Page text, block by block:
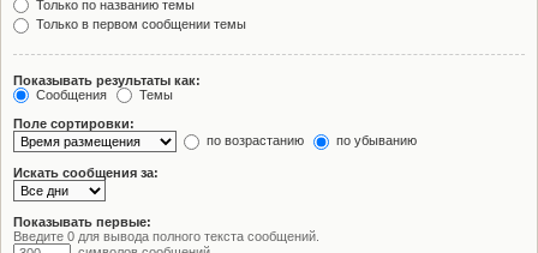
Только по названию темы
Только в первом сообщении темы
Показывать результаты как:
Сообщения
Темы
Поле сортировки:
по возрастанию
по убыванию
Искать сообщения за:
Показывать первые:
Введите 0 для вывода полного текста сообщений.